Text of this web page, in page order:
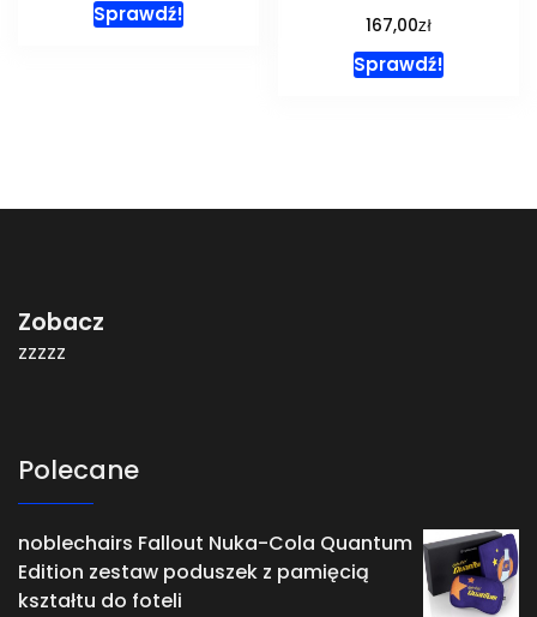
Sprawdź! 167,00zł
Sprawdź!
Zobacz
zzzzz
Polecane
noblechairs Fallout Nuka-Cola Quantum
Edition zestaw poduszek z pamięcią
kształtu do foteli